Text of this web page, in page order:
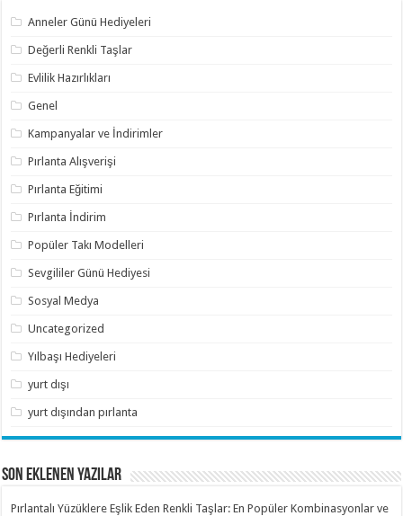
Anneler Günü Hediyeleri
Değerli Renkli Taşlar
Evlilik Hazırlıkları
Genel
Kampanyalar ve İndirimler
Pırlanta Alışverişi
Pırlanta Eğitimi
Pırlanta İndirim
Popüler Takı Modelleri
Sevgililer Günü Hediyesi
Sosyal Medya
Uncategorized
Yılbaşı Hediyeleri
yurt dışı
yurt dışından pırlanta
SON EKLENEN YAZILAR
Pırlantalı Yüzüklere Eşlik Eden Renkli Taşlar: En Popüler Kombinasyonlar ve